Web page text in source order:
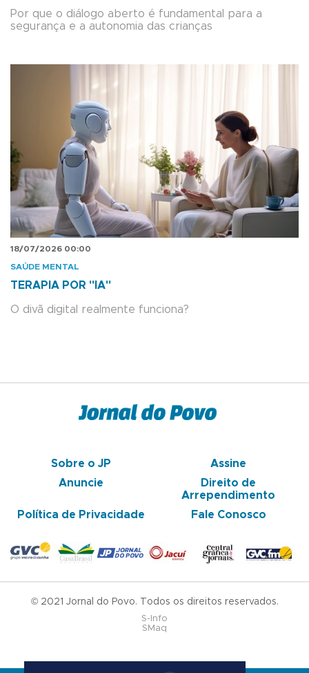
Por que o diálogo aberto é fundamental para a
segurança e a autonomia das crianças
18/07/2026 00:00
SAÚDE MENTAL
TERAPIA POR "IA"
O divã digital realmente funciona?
Sobre o JP
Assine
Anuncie
Direito de
Arrependimento
Política de Privacidade
Fale Conosco
© 2021 Jornal do Povo. Todos os direitos reservados.
S-Info
SMaq